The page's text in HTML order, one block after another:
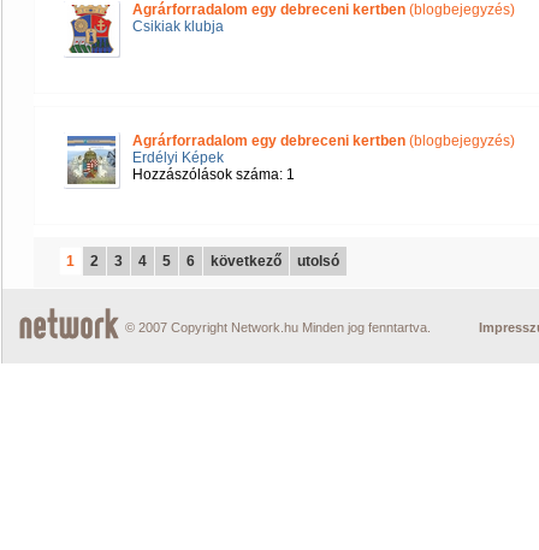
Agrárforradalom egy debreceni kertben (blogbejegyzés)
Csikiak klubja
Agrárforradalom egy debreceni kertben (blogbejegyzés)
Erdélyi Képek
Hozzászólások száma: 1
1 2 3 4 5 6 következő utolsó
© 2007 Copyright Network.hu Minden jog fenntartva.